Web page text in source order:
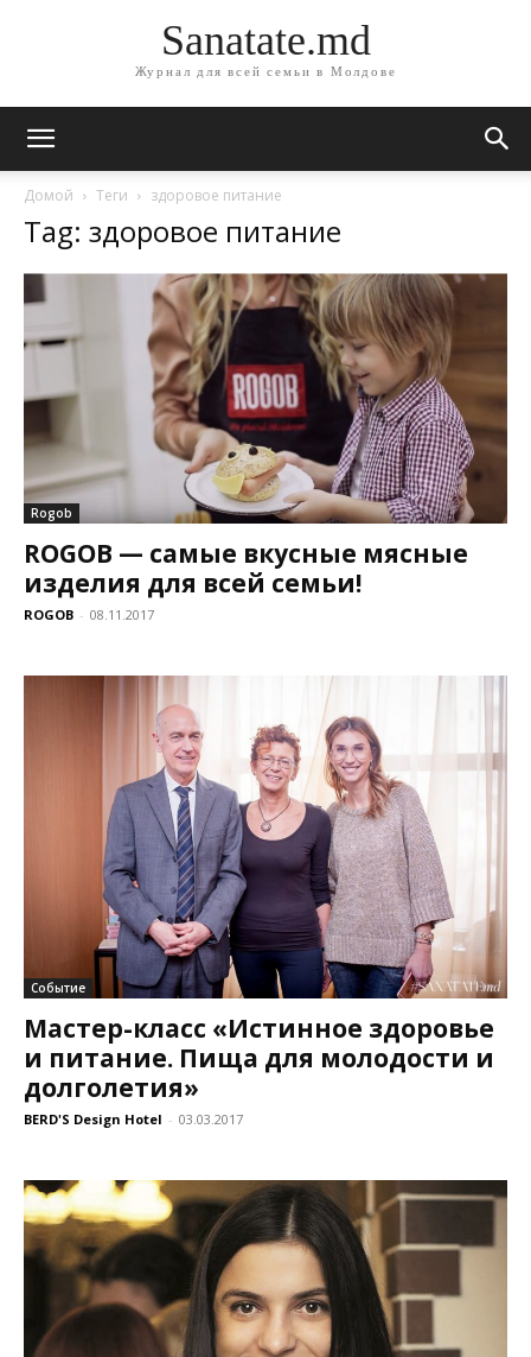
Sanatate.md
Журнал для всей семьи в Молдове
Домой Теги здоровое питание
Tag: здоровое питание
Rogob
ROGOB — самые вкусные мясные
изделия для всей семьи!
ROGOB - 08.11.2017
Событие
Мастер-класс «Истинное здоровье
и питание. Пища для молодости и
долголетия»
BERD'S Design Hotel - 03.03.2017